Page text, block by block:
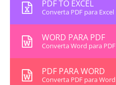
PDF TO EXCEL
Converta PDF para Excel
WORD PARA PDF
Converta Word para PDF
PDF PARA WORD
Converta PDF para Word